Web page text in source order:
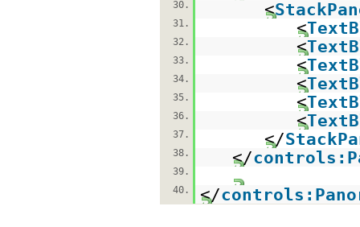
30. <
31. <
32. <
33. <
34. <
35. <
36. <
37. </
38. </
39.
40.
</